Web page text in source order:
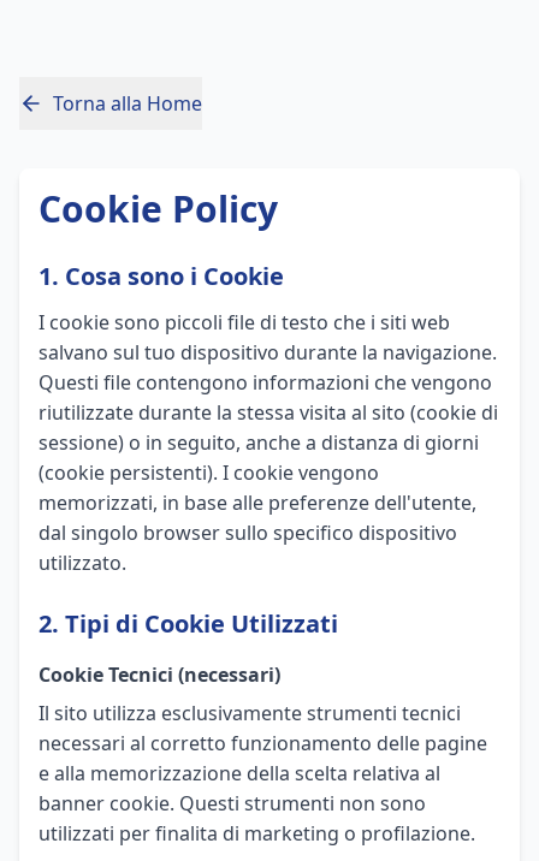
Torna alla Home
Cookie Policy
1. Cosa sono i Cookie
I cookie sono piccoli file di testo che i siti web
salvano sul tuo dispositivo durante la navigazione.
Questi file contengono informazioni che vengono
riutilizzate durante la stessa visita al sito (cookie di
sessione) o in seguito, anche a distanza di giorni
(cookie persistenti). I cookie vengono
memorizzati, in base alle preferenze dell'utente,
dal singolo browser sullo specifico dispositivo
utilizzato.
2. Tipi di Cookie Utilizzati
Cookie Tecnici (necessari)
Il sito utilizza esclusivamente strumenti tecnici
necessari al corretto funzionamento delle pagine
e alla memorizzazione della scelta relativa al
banner cookie. Questi strumenti non sono
utilizzati per finalita di marketing o profilazione.